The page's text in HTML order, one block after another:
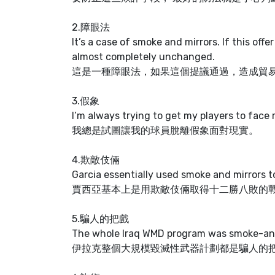
2.障眼法
It’s a case of smoke and mirrors. If this
almost completely unchanged.
這是一種障眼法，如果這個提議通過，造成貿
3.假象
I’m always trying to get my players to
我總是試圖讓我的球員脫離假象面對現實。
4.欺敵伎倆
Garcia essentially used smoke and mirrors
賈西亞基本上是用欺敵伎倆取得十二勝八敗的
5.騙人的把戲
The whole Iraq WMD program was
伊拉克整個大規模毀滅性武器計劃都是騙人的